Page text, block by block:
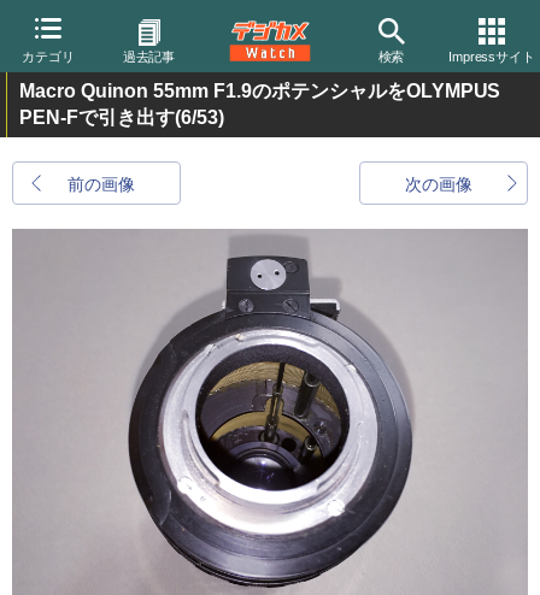
カテゴリ 過去記事 検索 Impressサイト
Macro Quinon 55mm F1.9のポテンシャルをOLYMPUS
PEN-Fで引き出す(6/53)
前の画像 次の画像